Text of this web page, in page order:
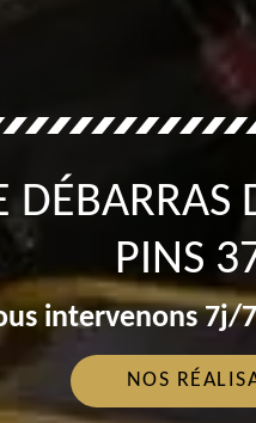
DÉBARRAS
PINS
intervenons 7j/
NOS